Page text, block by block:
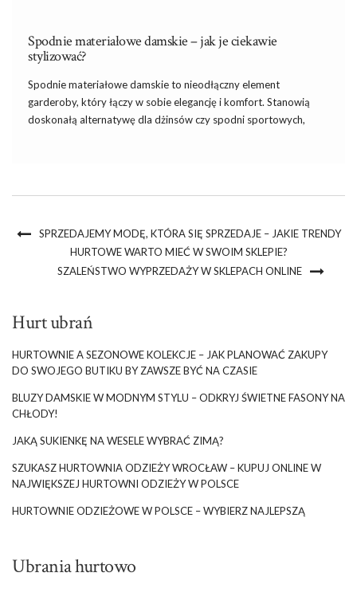
Spodnie materiałowe damskie – jak je ciekawie
stylizować?
Spodnie materiałowe damskie to nieodłączny element
garderoby, który łączy w sobie elegancję i komfort. Stanowią
doskonałą alternatywę dla dżinsów czy spodni sportowych,
SPRZEDAJEMY MODĘ, KTÓRA SIĘ SPRZEDAJE – JAKIE TRENDY
HURTOWE WARTO MIEĆ W SWOIM SKLEPIE?
SZALEŃSTWO WYPRZEDAŻY W SKLEPACH ONLINE
Hurt ubrań
HURTOWNIE A SEZONOWE KOLEKCJE – JAK PLANOWAĆ ZAKUPY
DO SWOJEGO BUTIKU BY ZAWSZE BYĆ NA CZASIE
BLUZY DAMSKIE W MODNYM STYLU – ODKRYJ ŚWIETNE FASONY NA
CHŁODY!
JAKĄ SUKIENKĘ NA WESELE WYBRAĆ ZIMĄ?
SZUKASZ HURTOWNIA ODZIEŻY WROCŁAW – KUPUJ ONLINE W
NAJWIĘKSZEJ HURTOWNI ODZIEŻY W POLSCE
HURTOWNIE ODZIEŻOWE W POLSCE – WYBIERZ NAJLEPSZĄ
Ubrania hurtowo